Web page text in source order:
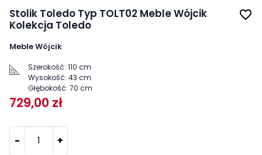
Stolik Toledo Typ TOLT02 Meble Wójcik
Kolekcja Toledo
favorite_border
Meble Wójcik
Szerokość: 110 cm
Wysokość: 43 cm
Głębokość: 70 cm
729,00 zł
- +